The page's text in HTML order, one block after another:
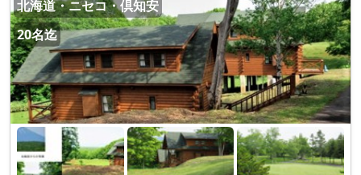
北海道・ニセコ・倶知安
20名迄